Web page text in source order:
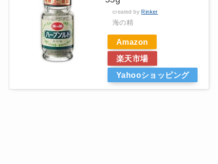
created byRinker
海の精
Amazon
楽天市場
Yahooショッピング